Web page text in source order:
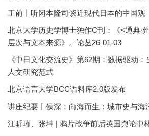
王前丨听冈本隆司谈近现代日本的中国观
北京大学历史学博士独作C刊：《<通典·
层次与文本来源》。论丛26-01-03
《中日文化交流史》第62期：数据驱动
人文研究范式
北京语言大学BCC语料库2.0版发布
讲座纪要丨侯深：向海而生：城市史与海
江昕瑾、张坤 | 鸦片战争前后英国舆论中